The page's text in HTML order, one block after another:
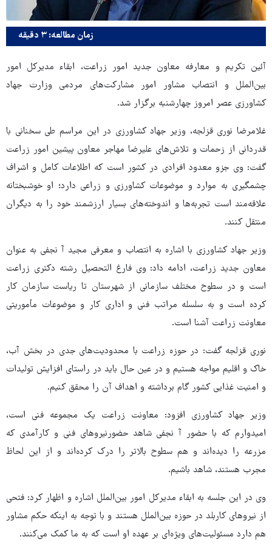
زمان مطالعه: ۳ دقیقه
آئین تکریم و معارفه معاون جدید امور زراعت، ابقاء مدیرکل امور
بین‌الملل و انتصاب مشاور امور مشارکت‌های مردمی وزارت جهاد
کشاورزی عصر امروز چهارشنبه برگزار شد.
غلامرضا نوری قزلجه، وزیر جهاد کشاورزی در این مراسم طی سخنانی با
قدردانی از زحمات و تلاش‌های علیرضا مهاجر معاون پیشین امور زراعت
گفت: وی جزو معدود افرادی در کشور است که اطلاعات کامل و اشراف
چشمگیری به موارد و موضوعات کشاورزی و زراعی دارد؛ او خوشبختانه
علاقه‌مند است تجربه‌ها و اندوخته‌های بسیار ارزشمند خود را به دیگران
منتقل کنند.
وزیر جهاد کشاورزی با اشاره به انتصاب و معرفی مجید آ نجفی به عنوان
معاون جدید زراعت، ادامه داد: وی فارغ التحصیل رشته دکتری زراعت
است و در سطوح مختلف سازمانی از شهرستان تا ریاست سازمان کار
کرده است و به سلسله مراتب فنی و اداری کار و موضوعات مأموریتی
معاونت زراعت آشنا است.
نوری قزلجه گفت: در حوزه زراعت با محدودیت‌های جدی در بخش آب،
خاک و اقلیم مواجه هستیم و در عین حال باید در راستای افزایش تولیدات
و امنیت غذایی کشور گام برداشته و اهداف آن را محقق کنیم.
وزیر جهاد کشاورزی افزود: معاونت زراعت یک مجموعه فنی است،
امیدوارم که با حضور آ نجفی شاهد حضورنیروهای فنی و کارآمدی که
مزرعه را دیده‌اند و هم سطوح بالاتر را درک کرده‌اند و از این لحاظ
مجرب هستند، شاهد باشیم.
وی در این جلسه به ابقاء مدیرکل امور بین‌الملل اشاره و اظهار کرد: فتحی
از نیروهای کاربلد در حوزه بین‌الملل هستند و با توجه به اینکه حکم مشاور
هم دارد مسئولیت‌های ویژه‌ای بر عهده او است که به ما کمک می‌کنند.